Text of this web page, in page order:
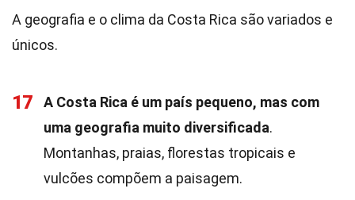
A geografia e o clima da Costa Rica são variados e
únicos.
17
A Costa Rica é um país pequeno, mas com
uma geografia muito diversificada.
Montanhas, praias, florestas tropicais e
vulcões compõem a paisagem.